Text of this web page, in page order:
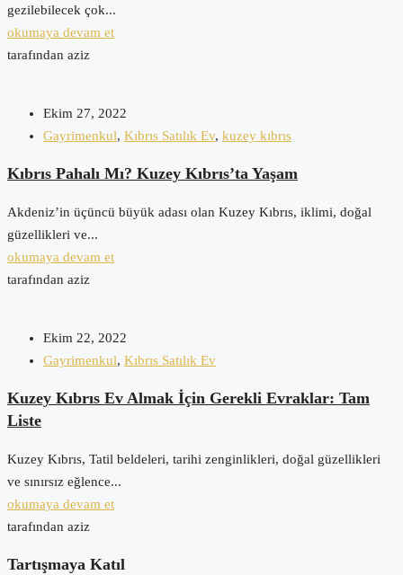
gezilebilecek çok...
okumaya devam et
tarafından aziz
Ekim 27, 2022
Gayrimenkul, Kıbrıs Satılık Ev, kuzey kıbrıs
Kıbrıs Pahalı Mı? Kuzey Kıbrıs’ta Yaşam
Akdeniz’in üçüncü büyük adası olan Kuzey Kıbrıs, iklimi, doğal
güzellikleri ve...
okumaya devam et
tarafından aziz
Ekim 22, 2022
Gayrimenkul, Kıbrıs Satılık Ev
Kuzey Kıbrıs Ev Almak İçin Gerekli Evraklar: Tam
Liste
Kuzey Kıbrıs, Tatil beldeleri, tarihi zenginlikleri, doğal güzellikleri
ve sınırsız eğlence...
okumaya devam et
tarafından aziz
Tartışmaya Katıl